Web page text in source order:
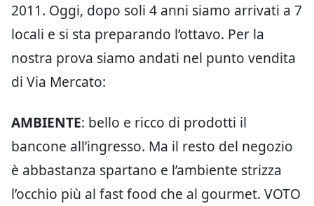
2011. Oggi, dopo soli 4 anni siamo arrivati a 7
locali e si sta preparando l’ottavo. Per la
nostra prova siamo andati nel punto vendita
di Via Mercato:
AMBIENTE: bello e ricco di prodotti il
bancone all’ingresso. Ma il resto del negozio
è abbastanza spartano e l’ambiente strizza
l’occhio più al fast food che al gourmet. VOTO